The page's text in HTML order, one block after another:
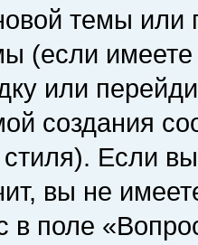
темы или
(если
или
создания
Если
вы не
в поле